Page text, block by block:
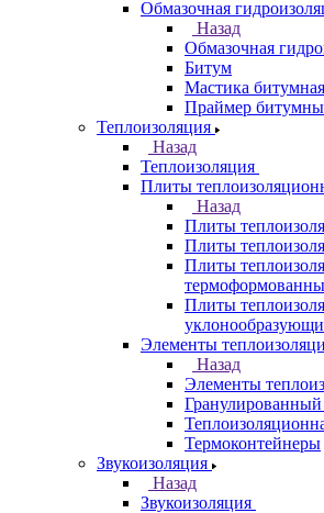
Обмазочная
Назад
Обмазочная
Битум
Мастика битумная
Праймер
Теплоизоляция
Назад
Теплоизоляция
Плиты
Назад
Плиты
Плиты
Плиты
Плиты
Элементы
Назад
Элементы
Термоконтейнеры
Звукоизоляция
Назад
Звукоизоляция